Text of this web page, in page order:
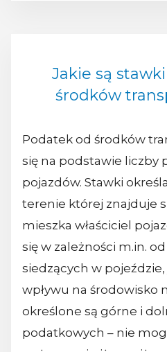
Jakie są
środków
Podatek od środków
się na podstawie liczby
pojazdów. Stawki
terenie której znajduje
mieszka właściciel
się w zależności m.in.
siedzących w
wpływu na środowisko
określone są górne i
podatkowych – nie